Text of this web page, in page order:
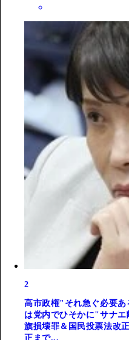
2
高市政権"それ急ぐ必要
は党内でひそかに"サナ
旗損壊罪＆国民投票法改
正まで...